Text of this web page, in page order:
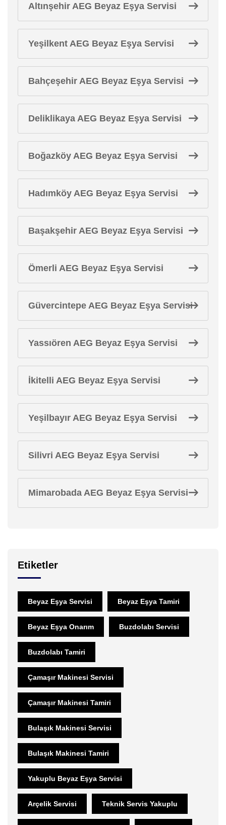
Altınşehir AEG Beyaz Eşya Servisi
Yeşilkent AEG Beyaz Eşya Servisi
Bahçeşehir AEG Beyaz Eşya Servisi
Deliklikaya AEG Beyaz Eşya Servisi
Boğazköy AEG Beyaz Eşya Servisi
Hadımköy AEG Beyaz Eşya Servisi
Başakşehir AEG Beyaz Eşya Servisi
Ömerli AEG Beyaz Eşya Servisi
Güvercintepe AEG Beyaz Eşya Servisi
Yassıören AEG Beyaz Eşya Servisi
İkitelli AEG Beyaz Eşya Servisi
Yeşilbayır AEG Beyaz Eşya Servisi
Silivri AEG Beyaz Eşya Servisi
Mimarobada AEG Beyaz Eşya Servisi
Etiketler
Beyaz Eşya Servisi Beyaz Eşya Tamiri
Beyaz Eşya Onarım Buzdolabı Servisi
Buzdolabı Tamiri
Çamaşır Makinesi Servisi
Çamaşır Makinesi Tamiri
Bulaşık Makinesi Servisi
Bulaşık Makinesi Tamiri
Yakuplu Beyaz Eşya Servisi
Arçelik Servisi Teknik Servis Yakuplu